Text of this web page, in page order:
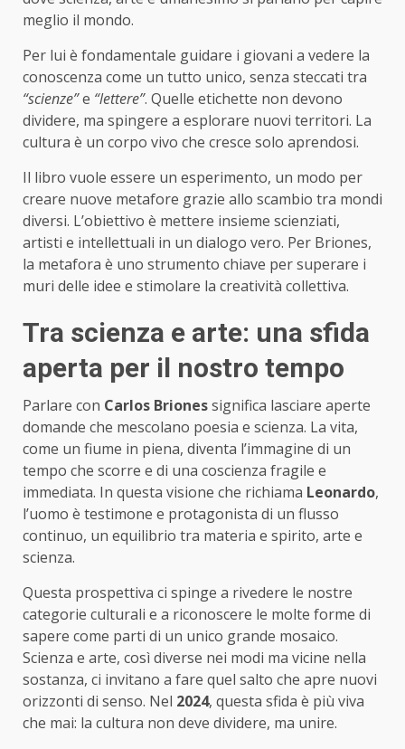
meglio il mondo.
Per lui è fondamentale guidare i giovani a vedere la
conoscenza come un tutto unico, senza steccati tra
“scienze”e “lettere”. Quelle etichette non devono
dividere, ma spingere a esplorare nuovi territori. La
cultura è un corpo vivo che cresce solo aprendosi.
Il libro vuole essere un esperimento, un modo per
creare nuove metafore grazie allo scambio tra mondi
diversi. L’obiettivo è mettere insieme scienziati,
artisti e intellettuali in un dialogo vero. Per Briones,
la metafora è uno strumento chiave per superare i
muri delle idee e stimolare la creatività collettiva.
Tra scienza e arte: una sfida
aperta per il nostro tempo
Parlare con Carlos Brionessignifica lasciare aperte
domande che mescolano poesia e scienza. La vita,
come un fiume in piena, diventa l’immagine di un
tempo che scorre e di una coscienza fragile e
immediata. In questa visione che richiama Leonardo,
l’uomo è testimone e protagonista di un flusso
continuo, un equilibrio tra materia e spirito, arte e
scienza.
Questa prospettiva ci spinge a rivedere le nostre
categorie culturali e a riconoscere le molte forme di
sapere come parti di un unico grande mosaico.
Scienza e arte, così diverse nei modi ma vicine nella
sostanza, ci invitano a fare quel salto che apre nuovi
orizzonti di senso. Nel 2024, questa sfida è più viva
che mai: la cultura non deve dividere, ma unire.